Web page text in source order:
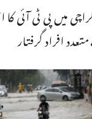
میں پی ٹی آئی
افراد گرفتار